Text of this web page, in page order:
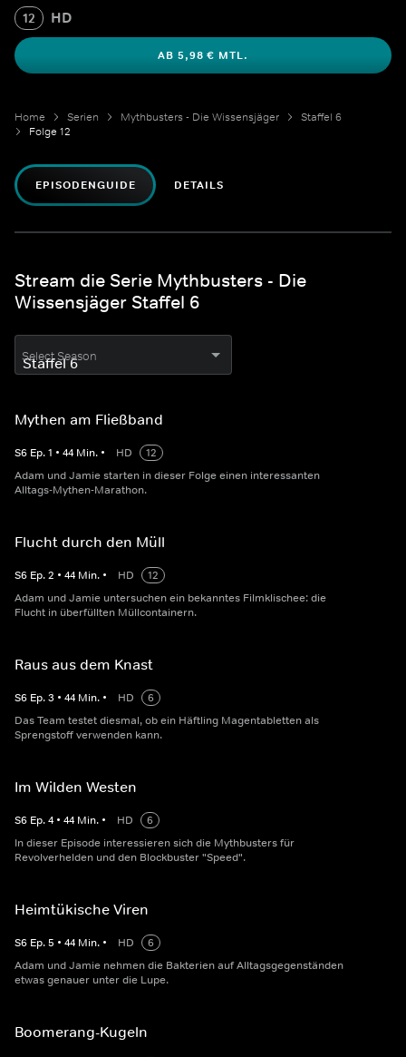
12 HD
AB 5,98 € MTL.
Home Serien Mythbusters - Die Wissensjäger
Staffel 6
Folge 12
EPISODENGUIDE DETAILS
Stream die Serie Mythbusters - Die
Wissensjäger Staffel 6
Select Season
Mythen am Fließband
S6 Ep.1 • 44 Min. • HD
12
Adam und Jamie starten in dieser Folge einen interessanten
Alltags-Mythen-Marathon.
Flucht durch den Müll
S6 Ep.2 • 44 Min. • HD
12
Adam und Jamie untersuchen ein bekanntes Filmklischee: die
Flucht in überfüllten Müllcontainern.
Raus aus dem Knast
S6 Ep.3 • 44 Min. • HD
6
Das Team testet diesmal, ob ein Häftling Magentabletten als
Sprengstoff verwenden kann.
Im Wilden Westen
S6 Ep.4 • 44 Min. • HD
6
In dieser Episode interessieren sich die Mythbusters für
Revolverhelden und den Blockbuster "Speed".
Heimtükische Viren
S6 Ep.5 • 44 Min. • HD
6
Adam und Jamie nehmen die Bakterien auf Alltagsgegenständen
etwas genauer unter die Lupe.
Boomerang-Kugeln